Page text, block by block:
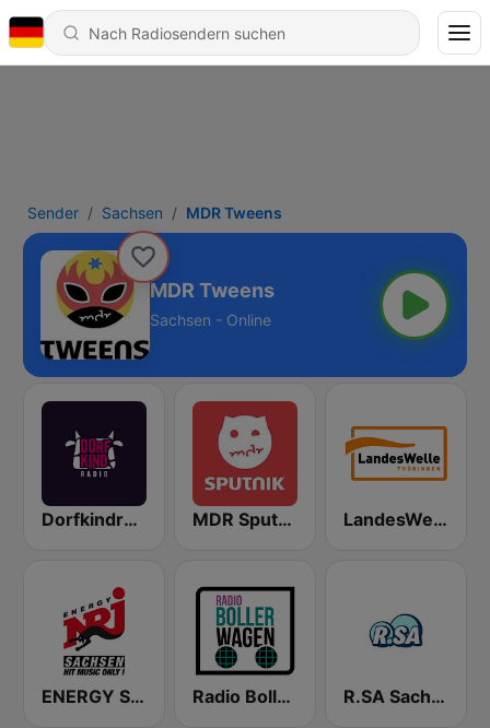
Sender Sachsen MDR Tweens
MDR Tweens
Sachsen - Online
Dorfkindradio MDR Sputnik LandesWelle Thüringen
ENERGY Sachsen Radio Bollerwagen R.SA Sachsen 107.7